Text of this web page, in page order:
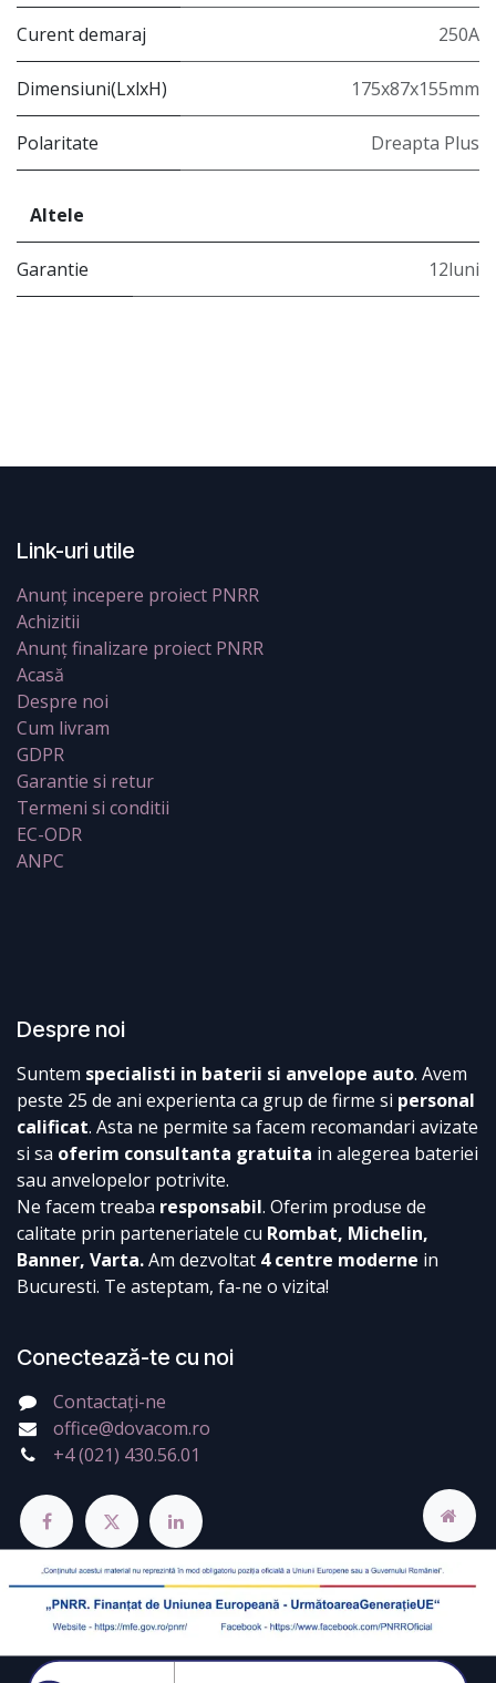
Curent demaraj 250A
Dimensiuni(LxlxH) 175x87x155mm
Polaritate Dreapta Plus
Altele
Garantie 12luni
Link-uri utile
Anunț incepere proiect PNRR
Achizitii
Anunț finalizare proiect PNRR
Acasă
Despre noi
Cum livram
GDPR
Garantie si retur
Termeni si conditii
EC-ODR
ANPC
Despre noi
Suntem specialisti in baterii si anvelope auto. Avem
peste 25 de ani experienta ca grup de firme si personal
calificat. Asta ne permite sa facem recomandari avizate
si sa oferim consultanta gratuita in alegerea bateriei
sau anvelopelor potrivite.
Ne facem treaba responsabil. Oferim produse de
calitate prin parteneriatele cu Rombat, Michelin,
Banner, Varta.Am dezvoltat 4 centre moderne in
Bucuresti. Te asteptam, fa-ne o vizita!
Conectează-te cu noi
Contactați-ne
office@dovacom.ro
+4 (021) 430.56.01